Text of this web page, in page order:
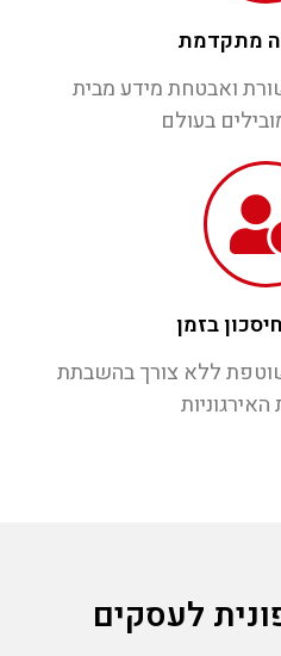
מתקדמת
ואבטחת מידע מבית
בעולם
בזמן
ללא צורך בהשבתת
לעסקים